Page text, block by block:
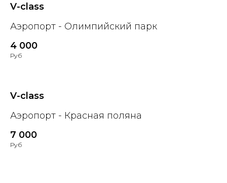
V-class
Аэропорт - Олимпийский парк
4 000
Руб
V-class
Аэропорт - Красная поляна
7 000
Руб